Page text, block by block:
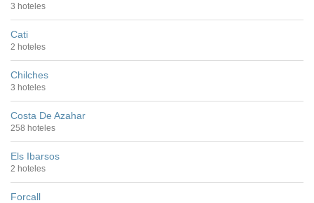
3 hoteles
Cati
2 hoteles
Chilches
3 hoteles
Costa De Azahar
258 hoteles
Els Ibarsos
2 hoteles
Forcall